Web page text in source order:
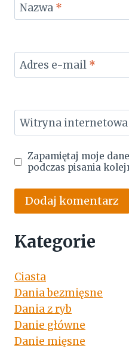
Nazwa *
Adres e-mail *
Witryna internetowa
Zapamiętaj moje
podczas pisania
Kategorie
Ciasta
Dania bezmięsne
Dania z ryb
Danie główne
Danie mięsne